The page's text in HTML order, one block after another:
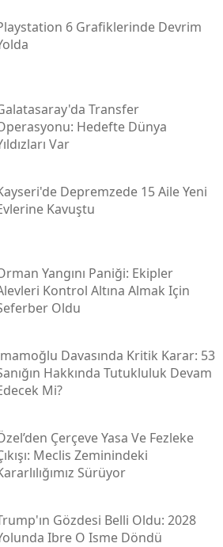
6 Grafiklerinde Devrim
Transfer
Hedefte Dünya
Var
Depremzede 15 Aile Yeni
Kavuştu
Yangını Paniği: Ekipler
Kontrol Altına Almak Için
Oldu
Davasında Kritik Karar: 53
Hakkında Tutukluluk Devam
Mi?
Çerçeve Yasa Ve Fezleke
Meclis Zeminindeki
Sürüyor
Gözdesi Belli Oldu: 2028
Ibre O Isme Döndü